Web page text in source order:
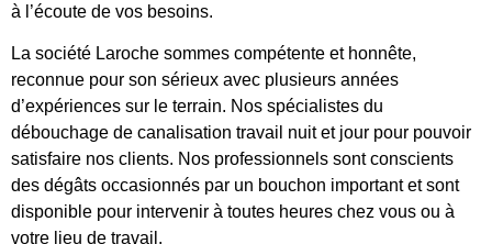
à l’écoute de vos besoins.
La société Laroche sommes compétente et honnête,
reconnue pour son sérieux avec plusieurs années
d’expériences sur le terrain. Nos spécialistes du
débouchage de canalisation travail nuit et jour pour pouvoir
satisfaire nos clients. Nos professionnels sont conscients
des dégâts occasionnés par un bouchon important et sont
disponible pour intervenir à toutes heures chez vous ou à
votre lieu de travail.